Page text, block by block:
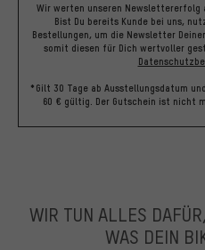
Wir werten unseren Newslettererfolg
Bist Du bereits Kunde bei uns,
Bestellungen, um die Newsletter
somit diesen für Dich wertvoller
*Gilt 30 Tage ab Ausstellungsdatum
60 € gültig. Der Gutschein ist nicht
WIR TUN ALLES
WAS DEIN